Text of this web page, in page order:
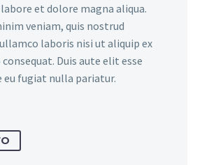
et dolore magna aliqua.
veniam, quis nostrud
laboris nisi ut aliquip ex
Duis aute elit esse
fugiat nulla pariatur.